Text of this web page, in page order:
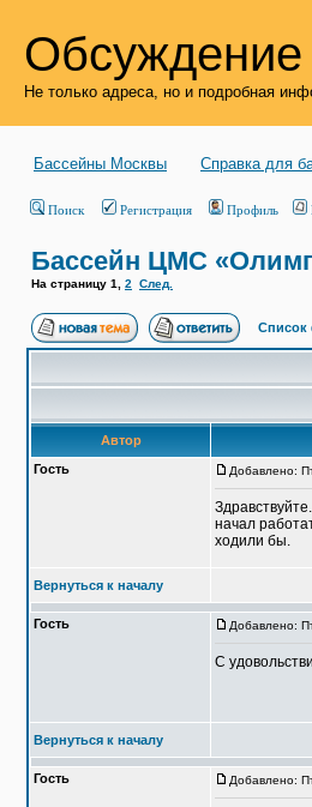
Обсуждение
Не только адреса, но и подробная
Бассейны Москвы Справка для
Поиск Регистрация Профиль
Бассейн ЦМС
На страницу 1 2 След.
Список
Автор
Гость
Добавлено:
начал
ходили бы.
Вернуться к началу
Гость Добавлено:
С
Вернуться к началу
Гость Добавлено: